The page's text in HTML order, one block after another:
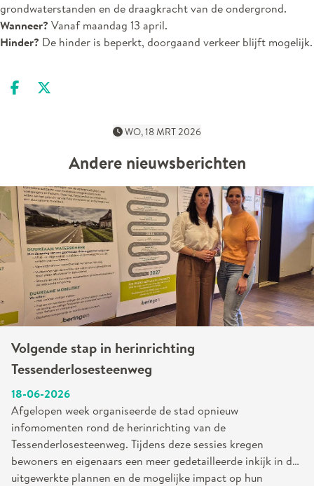
grondwaterstanden en de draagkracht van de ondergrond.
Wanneer? Vanaf maandag 13 april.
Hinder? De hinder is beperkt, doorgaand verkeer blijft mogelijk.
Deel op facebook
Deel op X
WO, 18 MRT 2026
Andere nieuwsberichten
Volgende stap in herinrichting
Tessenderlosesteenweg
18-06-2026
Afgelopen week organiseerde de stad opnieuw
infomomenten rond de herinrichting van de
Tessenderlosesteenweg. Tijdens deze sessies kregen
bewoners en eigenaars een meer gedetailleerde inkijk in de
uitgewerkte plannen en de mogelijke impact op hun